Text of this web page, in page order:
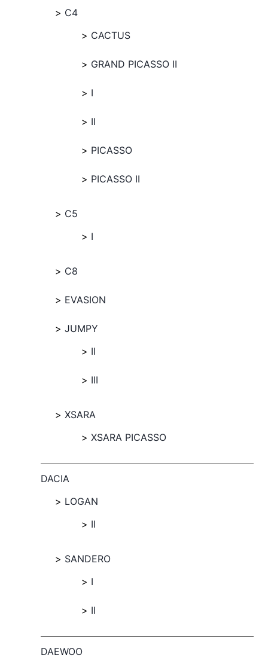
C4
CACTUS
GRAND PICASSO II
I
II
PICASSO
PICASSO II
C5
I
C8
EVASION
JUMPY
II
III
XSARA
XSARA PICASSO
DACIA
LOGAN
II
SANDERO
I
II
DAEWOO